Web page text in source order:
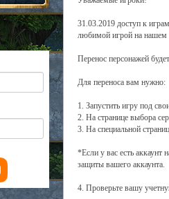
31.03.2019 доступ к
любимой игрой на нашем
Перенос персонажей
Для переноса вам нужно:
1. Запустить игру под
2. На странице выбора
3. На специальной
*Если у вас есть аккаунт
защиты вашего аккаунта.
4. Проверьте вашу